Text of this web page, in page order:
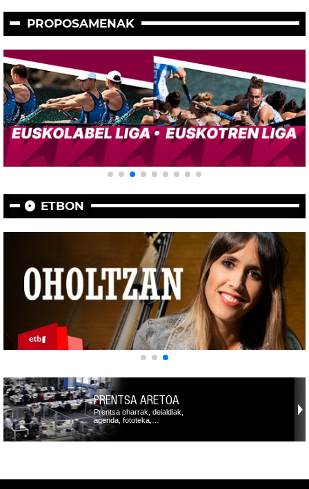
PROPOSAMENAK
ETBON
PRENTSA ARETOA
Prentsa oharrak, deialdiak,
agenda, fototeka,…